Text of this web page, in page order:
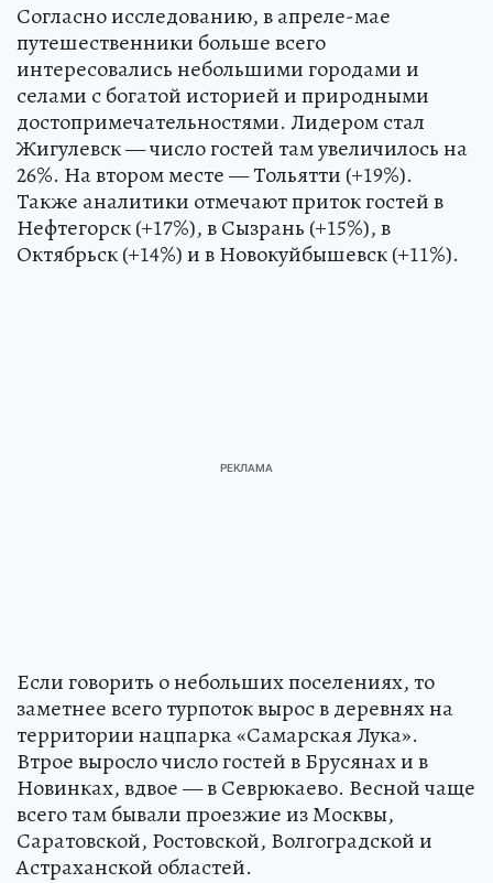
Согласно исследованию, в апреле-мае
путешественники больше всего
интересовались небольшими городами и
селами с богатой историей и природными
достопримечательностями. Лидером стал
Жигулевск — число гостей там увеличилось на
26%. На втором месте — Тольятти (+19%).
Также аналитики отмечают приток гостей в
Нефтегорск (+17%), в Сызрань (+15%), в
Октябрьск (+14%) и в Новокуйбышевск (+11%).
Если говорить о небольших поселениях, то
заметнее всего турпоток вырос в деревнях на
территории нацпарка «Самарская Лука».
Втрое выросло число гостей в Брусянах и в
Новинках, вдвое — в Севрюкаево. Весной чаще
всего там бывали проезжие из Москвы,
Саратовской, Ростовской, Волгоградской и
Астраханской областей.